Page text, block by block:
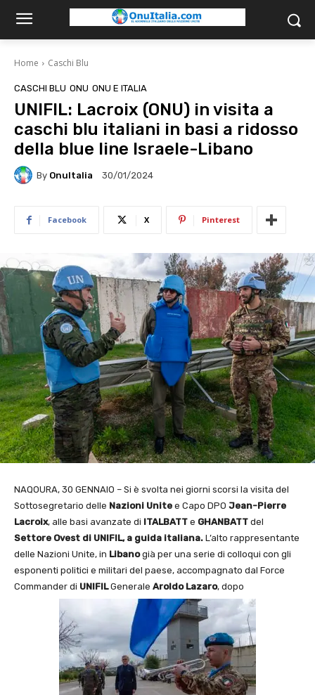
Home Caschi Blu
CASCHI BLU ONU ONU E ITALIA
UNIFIL: Lacroix (ONU) in visita a
caschi blu italiani in basi a ridosso
della blue line Israele-Libano
By OnuItalia 30/01/2024
Facebook X Pinterest
NAQOURA, 30 GENNAIO – Si è svolta nei giorni scorsi la visita del
Sottosegretario delle Nazioni Unite e Capo DPO Jean-Pierre
Lacroix, alle basi avanzate di ITALBATT e GHANBATT del
Settore Ovest di UNIFIL, a guida italiana. L’alto rappresentante
delle Nazioni Unite, in Libanogià per una serie di colloqui con gli
esponenti politici e militari del paese, accompagnato dal Force
Commander di UNIFILGenerale Aroldo Lazaro, dopo